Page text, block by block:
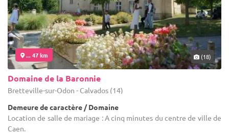
... 47 km (18)
Domaine de la Baronnie
Bretteville-sur-Odon - Calvados (14)
Demeure de caractère / Domaine
Location de salle de mariage : A cinq minutes du centre de ville de
Caen.